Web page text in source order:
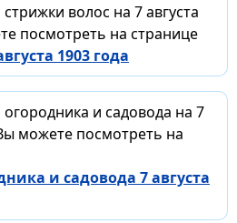
волос на 7 августа
посмотреть на странице
1903 года
и садовода на 7
можете посмотреть на
и садовода 7 августа